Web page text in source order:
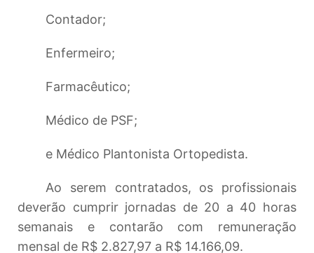
Contador;
Enfermeiro;
Farmacêutico;
Médico de PSF;
e Médico Plantonista Ortopedista.
Ao serem contratados, os profissionais
deverão cumprir jornadas de 20 a 40 horas
semanais e contarão com remuneração
mensal de R$ 2.827,97 a R$ 14.166,09.